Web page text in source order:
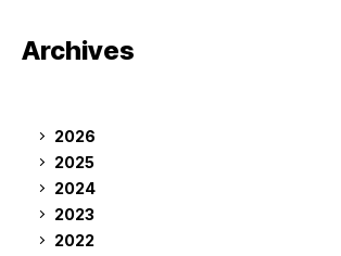
Archives
2026
2025
2024
2023
2022